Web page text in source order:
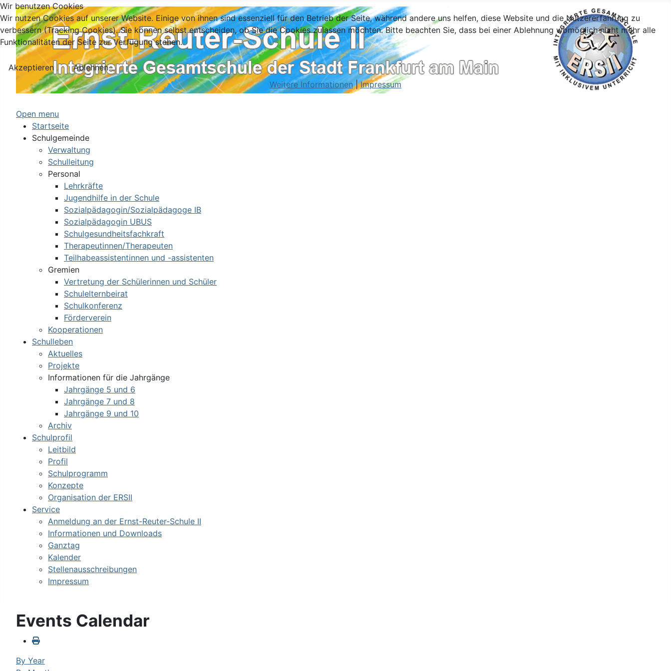
Open menu
Startseite
Schulgemeinde
Verwaltung
Schulleitung
Personal
Lehrkräfte
Jugendhilfe in der Schule
Sozialpädagogin/Sozialpädagoge IB
Sozialpädagogin UBUS
Schulgesundheitsfachkraft
Therapeutinnen/Therapeuten
Teilhabeassistentinnen und -assistenten
Gremien
Vertretung der Schülerinnen und Schüler
Schulelternbeirat
Schulkonferenz
Förderverein
Kooperationen
Schulleben
Aktuelles
Projekte
Informationen für die Jahrgänge
Jahrgänge 5 und 6
Jahrgänge 7 und 8
Jahrgänge 9 und 10
Archiv
Schulprofil
Leitbild
Profil
Schulprogramm
Konzepte
Organisation der ERSII
Service
Anmeldung an der Ernst-Reuter-Schule II
Informationen und Downloads
Ganztag
Kalender
Stellenausschreibungen
Impressum
Events Calendar
By Year
Wir benutzen Cookies
Wir nutzen Cookies auf unserer Website. Einige von ihnen sind essenziell für den Betrieb der Seite, während andere uns helfen, diese Website und die Nutzererfahrung zu
verbessern (Tracking Cookies). Sie können selbst entscheiden, ob Sie die Cookies zulassen möchten. Bitte beachten Sie, dass bei einer Ablehnung womöglich nicht mehr alle
Funktionalitäten der Seite zur Verfügung stehen.
Akzeptieren
Ablehnen
Weitere Informationen|Impressum